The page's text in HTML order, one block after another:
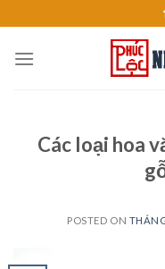
content
Các loại hoa
POSTED ON